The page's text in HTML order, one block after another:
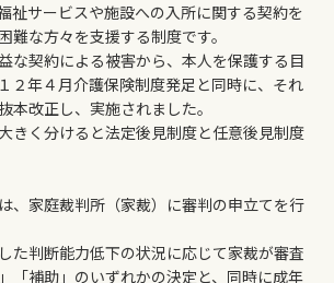
祉サービスや施設への入所に関する契約を
難な方々を支援する制度です。
な契約による被害から、本人を保護する目
２年４月介護保険制度発足と同時に、それ
本改正し、実施されました。
きく分けると法定後見制度と任意後見制度
、家庭裁判所（家裁）に審判の申立てを行
た判断能力低下の状況に応じて家裁が審査
「補助」のいずれかの決定と、同時に成年